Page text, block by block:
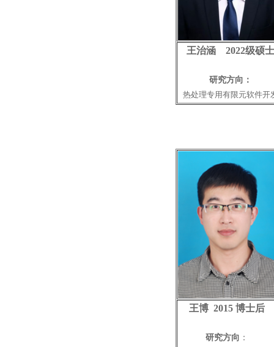
王治涵 2022级硕士
研究方向：
热处理专用有限元软件开
王博 2015 博士后
研究方向 ：